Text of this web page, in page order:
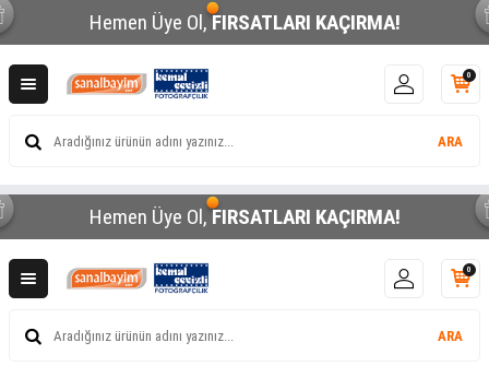
Hemen Üye Ol,FIRSATLARI KAÇIRMA!
ARA
0
Hemen Üye Ol,FIRSATLARI KAÇIRMA!
ARA
0